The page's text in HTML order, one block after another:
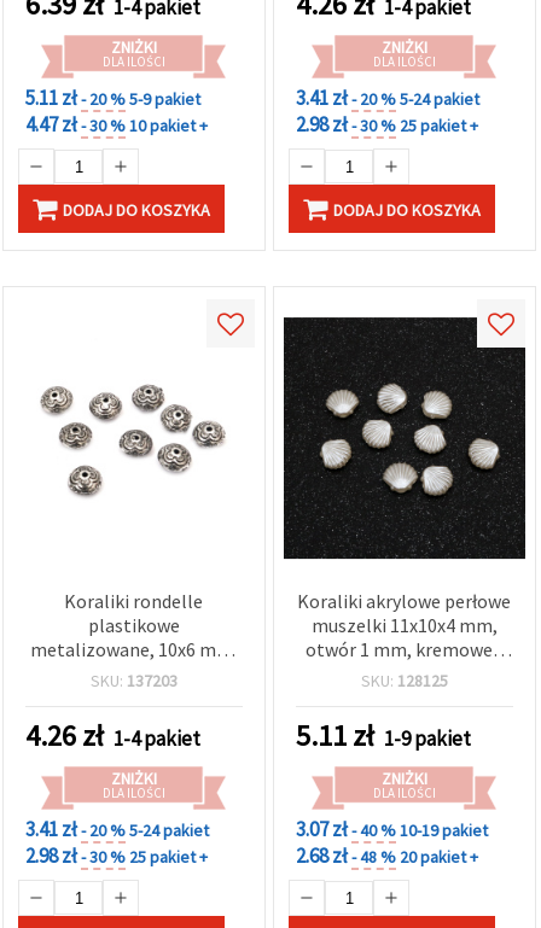
1-4 pakiet
ZNIŻKI
DLA ILOŚCI
5.11 zł- 20 %5-9 pakiet
4.47 zł- 30 %10 pakiet +
DODAJ DO KOSZYKA
1-4 pakiet
ZNIŻKI
DLA ILOŚCI
3.41 zł- 20 %5-24 pakiet
2.98 zł- 30 % 25 pakiet +
DODAJ DO KOSZYKA
Koraliki rondelle
plastikowe
metalizowane, 10x6 mm,
otwór 1,5 mm, kolor
SKU: 137203
4.26zł 1-4 pakiet
ZNIŻKI
DLA ILOŚCI
3.41 zł- 20 %5-24 pakiet
2.98 zł- 30 % 25 pakiet +
Koraliki akrylowe perłowe
muszelki 11x10x4 mm,
otwór 1 mm, kremowe -
50 szt.
SKU: 128125
5.11zł 1-9 pakiet
ZNIŻKI
DLA ILOŚCI
3.07 zł- 40 %10-19 pakiet
2.68 zł- 48 % 20 pakiet +